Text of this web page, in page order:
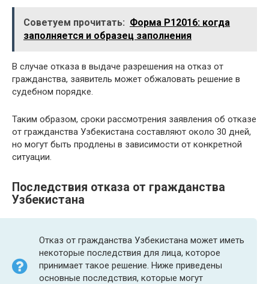
Советуем прочитать: Форма Р12016: когда
заполняется и образец заполнения
В случае отказа в выдаче разрешения на отказ от
гражданства, заявитель может обжаловать решение в
судебном порядке.
Таким образом, сроки рассмотрения заявления об отказе
от гражданства Узбекистана составляют около 30 дней,
но могут быть продлены в зависимости от конкретной
ситуации.
Последствия отказа от гражданства
Узбекистана
Отказ от гражданства Узбекистана может иметь
некоторые последствия для лица, которое
принимает такое решение. Ниже приведены
основные последствия, которые могут